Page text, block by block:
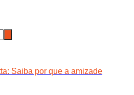
Saiba por que a amizade